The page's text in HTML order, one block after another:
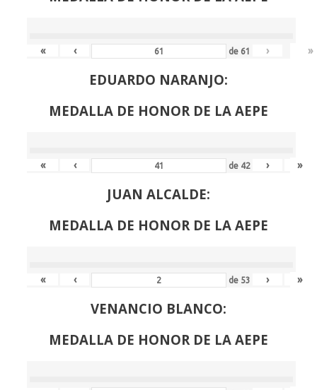
« ‹ de 61 › »
EDUARDO NARANJO:
MEDALLA DE HONOR DE LA AEPE
« ‹ de 42 › »
JUAN ALCALDE:
MEDALLA DE HONOR DE LA AEPE
« ‹ de 53 › »
VENANCIO BLANCO:
MEDALLA DE HONOR DE LA AEPE